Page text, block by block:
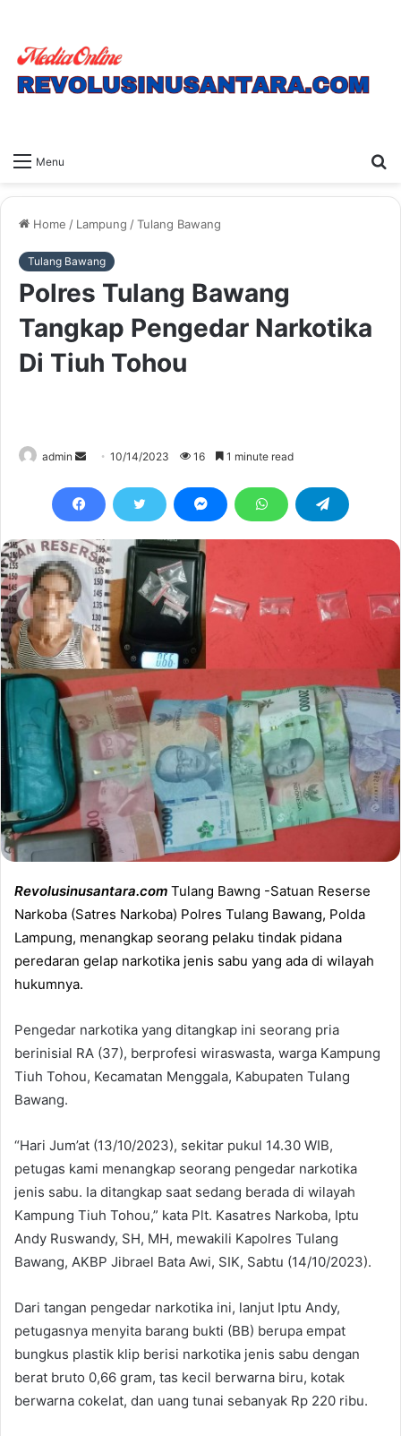
Menu
Home / Lampung /Tulang Bawang
Tulang Bawang
Polres Tulang Bawang
Tangkap Pengedar Narkotika
Di Tiuh Tohou
admin
Send
email
10/14/2023 16 1 minute read
Revolusinusantara.com Tulang Bawng -Satuan Reserse
Narkoba (Satres Narkoba) Polres Tulang Bawang, Polda
Lampung, menangkap seorang pelaku tindak pidana
peredaran gelap narkotika jenis sabu yang ada di wilayah
hukumnya.
Pengedar narkotika yang ditangkap ini seorang pria
berinisial RA (37), berprofesi wiraswasta, warga Kampung
Tiuh Tohou, Kecamatan Menggala, Kabupaten Tulang
Bawang.
“Hari Jum’at (13/10/2023), sekitar pukul 14.30 WIB,
petugas kami menangkap seorang pengedar narkotika
jenis sabu. Ia ditangkap saat sedang berada di wilayah
Kampung Tiuh Tohou,” kata Plt. Kasatres Narkoba, Iptu
Andy Ruswandy, SH, MH, mewakili Kapolres Tulang
Bawang, AKBP Jibrael Bata Awi, SIK, Sabtu (14/10/2023).
Dari tangan pengedar narkotika ini, lanjut Iptu Andy,
petugasnya menyita barang bukti (BB) berupa empat
bungkus plastik klip berisi narkotika jenis sabu dengan
berat bruto 0,66 gram, tas kecil berwarna biru, kotak
berwarna cokelat, dan uang tunai sebanyak Rp 220 ribu.